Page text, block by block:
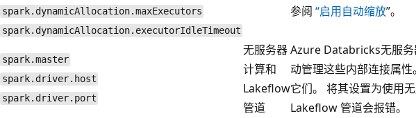
spark.dynamicAllocation.maxExecutors
spark.dynamicAllocation.executorIdleTimeout
参阅 “启用自动缩放”。
spark.master
spark.driver.host
spark.driver.port
无服务器
计算和
Lakeflow
管道
Azure Databricks无服务
动管理这些内部连接属
它们。 将其设置为使用
Lakeflow 管道会报错。